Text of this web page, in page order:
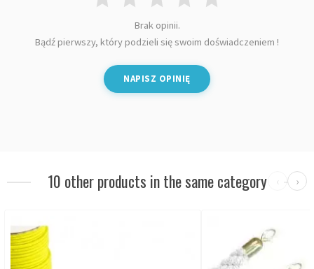
Brak opinii.
Bądź pierwszy, który podzieli się swoim doświadczeniem !
NAPISZ OPINIĘ
10 other products in the same category ‹ ›